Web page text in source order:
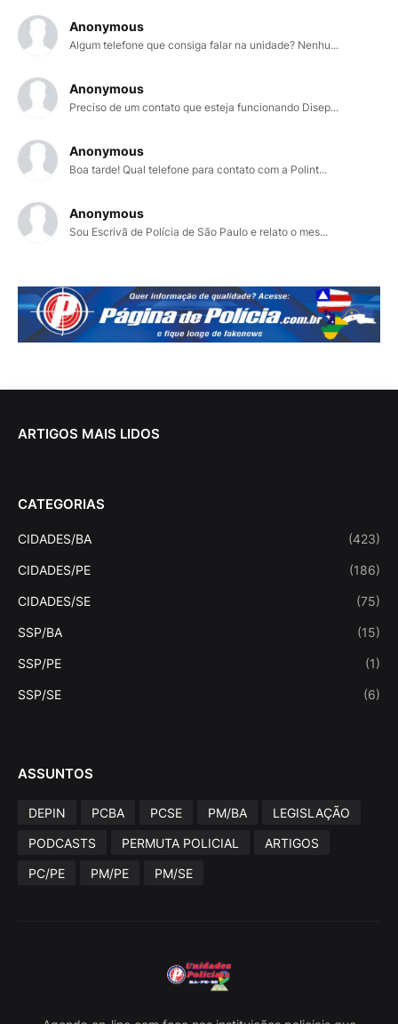
Anonymous
Algum telefone que consiga falar na unidade? Nenhu...
Anonymous
Preciso de um contato que esteja funcionando Disep...
Anonymous
Boa tarde! Qual telefone para contato com a Polint...
Anonymous
Sou Escrivã de Polícia de São Paulo e relato o mes...
ARTIGOS MAIS LIDOS
CATEGORIAS
CIDADES/BA (423)
CIDADES/PE (186)
CIDADES/SE (75)
SSP/BA (15)
SSP/PE (1)
SSP/SE (6)
ASSUNTOS
DEPIN PCBA PCSE PM/BA
LEGISLAÇÃO
PODCASTS
PERMUTA POLICIAL
ARTIGOS
PC/PE
PM/PE PM/SE